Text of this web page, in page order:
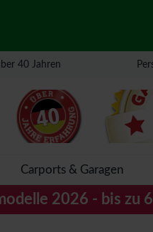
40 Jahren
Carports & Garagen
2026 - bis zu